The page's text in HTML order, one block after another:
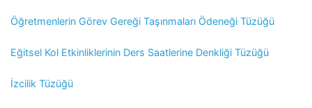
Öğretmenlerin Görev Gereği Taşınmaları Ödeneği Tüzüğü
Eğitsel Kol Etkinliklerinin Ders Saatlerine Denkliği Tüzüğü
İzcilik Tüzüğü